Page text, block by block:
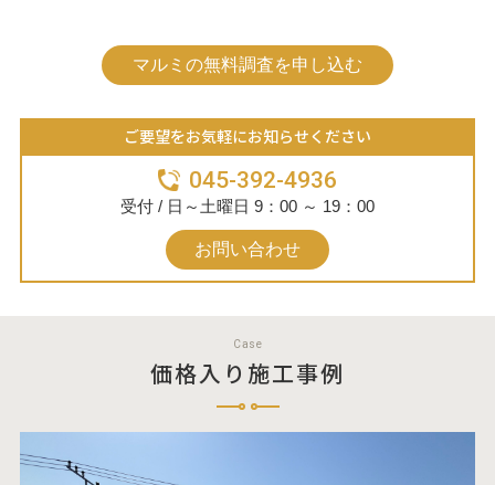
マルミの無料調査を申し込む
ご要望をお気軽にお知らせください
045-392-4936
受付 / 日～土曜日 9：00 ～ 19：00
お問い合わせ
Case
価格入り施工事例